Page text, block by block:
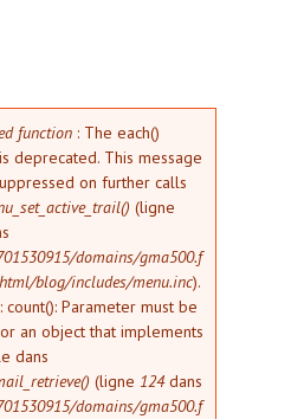
d'erreur
function : The each()
deprecated. This message
on further calls
(ligne
domains/gma500.f
blog/includes/menu.inc).
: count(): Parameter must be
an object that implements
dans
(ligne 124dans
domains/gma500.f